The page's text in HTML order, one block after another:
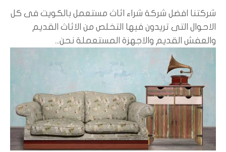
شركتنا افضل شركة شراء اثاث مستعمل بالكويت فى كل
الاحوال التى تريدون فيها التخلص من الاثاث القديم
والعفش القديم والاجهزة المستعملة نحن...